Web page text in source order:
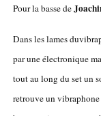
Pour la basse de
Dans les lames
par une électronique
tout au long du set un
retrouve un